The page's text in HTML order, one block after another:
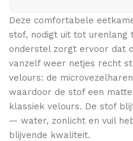
Deze comfortabele
stof, nodigt uit tot urenlang
onderstel zorgt ervoor dat
vanzelf weer netjes recht
velours: de
waardoor de stof een
klassiek velours. De stof
— water, zonlicht en vuil
blijvende kwaliteit.